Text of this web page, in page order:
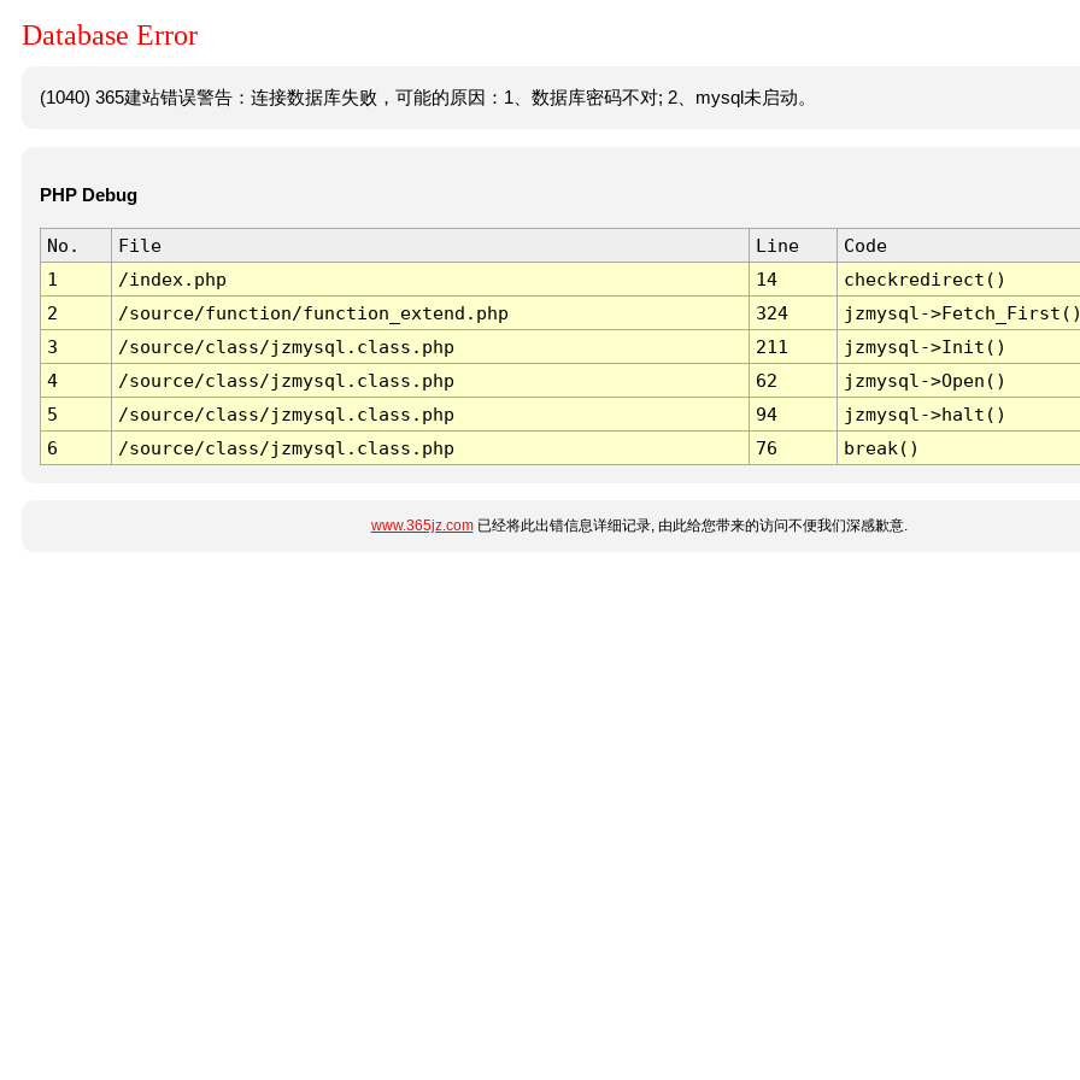
Database Error
(1040) 365建站错误警告：连接数据库失败，可能的原因：1、数据库密码不对; 2、mysql未启动。
PHP Debug
No. File Line
Code
1
/index.php 14
checkredirect()
2
/source/function/function_extend.php 324
jzmysql-
3
/source/class/jzmysql.class.php 211
jzmysql->Init()
4
/source/class/jzmysql.class.php 62
jzmysql->Open()
5
/source/class/jzmysql.class.php 94
jzmysql->halt()
6
/source/class/jzmysql.class.php 76 break()
www.365jz.com已经将此出错信息详细记录, 由此给您带来的访问不便我们深感歉意.